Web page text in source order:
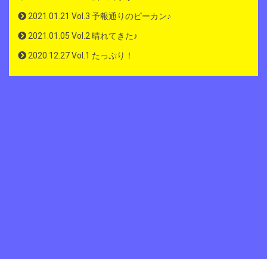
2021.01.21 Vol.3 予報通りのピーカン♪
2021.01.05 Vol.2 晴れてきた♪
2020.12.27 Vol.1 たっぷり！